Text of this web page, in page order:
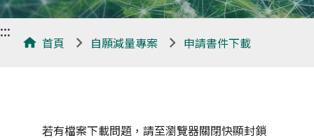
訊
臺
:::
首頁 自願減量專案 申請書件下載
若有檔案下載問題，請至瀏覽器關閉快顯封鎖